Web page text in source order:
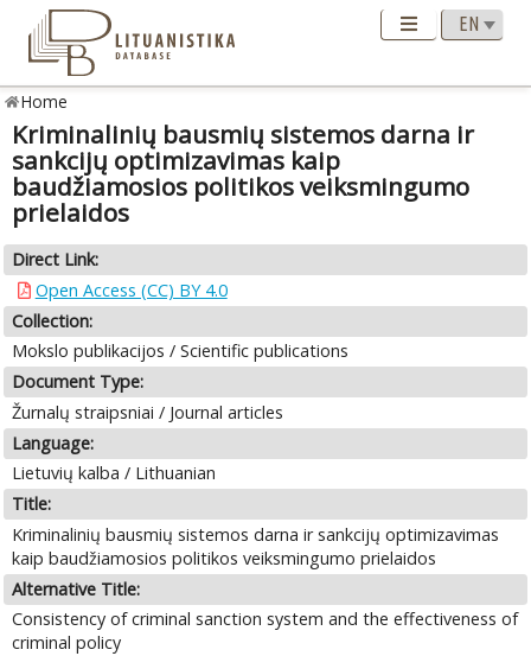
Home
Kriminalinių bausmių sistemos darna ir
sankcijų optimizavimas kaip
baudžiamosios politikos veiksmingumo
prielaidos
Direct Link:
Open Access (CC) BY 4.0
Collection:
Mokslo publikacijos / Scientific publications
Document Type:
Žurnalų straipsniai / Journal articles
Language:
Lietuvių kalba / Lithuanian
Title:
Kriminalinių bausmių sistemos darna ir sankcijų optimizavimas
kaip baudžiamosios politikos veiksmingumo prielaidos
Alternative Title:
Consistency of criminal sanction system and the effectiveness of
criminal policy